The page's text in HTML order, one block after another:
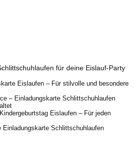
für deine Eislauf-Party
Eislaufen – Für stilvolle und besondere
– Einladungskarte Schlittschuhlaufen
Eislaufen – Für jeden
Einladungskarte Schlittschuhlaufen